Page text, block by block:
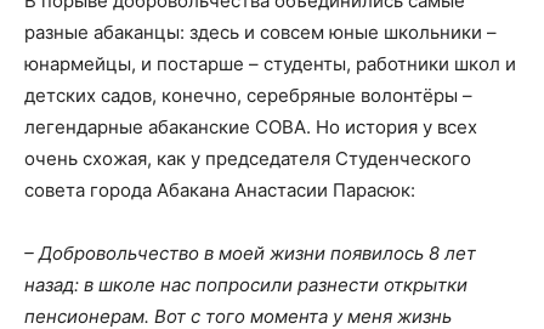
разные абаканцы: здесь и совсем юные школьники –
юнармейцы, и постарше – студенты, работники школ и
детских садов, конечно, серебряные волонтёры –
легендарные абаканские СОВА. Но история у всех
очень схожая, как у председателя Студенческого
совета города Абакана Анастасии Парасюк:
–Добровольчество в моей жизни появилось 8лет
назад: в школе нас попросили разнести открытки
пенсионерам. Вот с того момента у меня жизнь